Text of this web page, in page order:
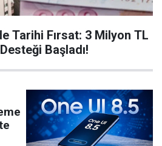
Tarihi Fırsat: 3 Milyon TL
Başladı!